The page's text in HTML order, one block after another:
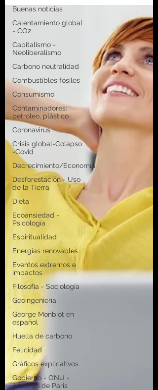
Buenas noticias
Calentamiento global
- CO2
Capitalismo -
Neoliberalismo
Carbono neutralidad
Combustibles fósiles
Consumismo
Contaminadores:
petróleo, plástico
Coronavirus
Crisis global-Colapso
-Covid
Decrecimiento/Economía
Desforestación - Uso
de la Tierra
Dieta
Ecoansiedad -
Psicología
Espiritualidad
Energías renovables
Eventos extremos e
impactos
Filosofía - Sociología
Geoingeniería
George Monbiot en
español
Huella de carbono
Felicidad
Gráficos explicativos
Gobierno - ONU -
Acuerdo de Paris